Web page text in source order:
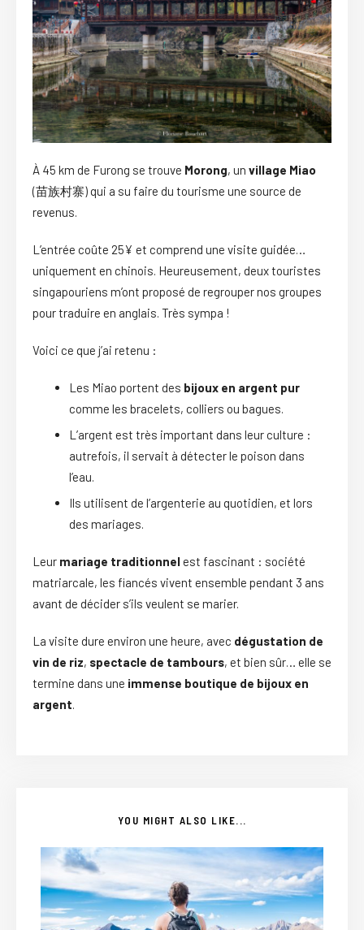
À 45 km de Furong se trouve Morong, un village Miao
(苗族村寨) qui a su faire du tourisme une source de
revenus.
L’entrée coûte 25¥ et comprend une visite guidée…
uniquement en chinois. Heureusement, deux touristes
singapouriens m’ont proposé de regrouper nos groupes
pour traduire en anglais. Très sympa !
Voici ce que j’ai retenu :
Les Miao portent des bijoux en argent pur
comme les bracelets, colliers ou bagues.
L’argent est très important dans leur culture :
autrefois, il servait à détecter le poison dans
l’eau.
Ils utilisent de l’argenterie au quotidien, et lors
des mariages.
Leur mariage traditionnelest fascinant : société
matriarcale, les fiancés vivent ensemble pendant 3 ans
avant de décider s’ils veulent se marier.
La visite dure environ une heure, avec dégustation de
vin de riz, spectacle de tambours, et bien sûr… elle se
termine dans une immense boutique de bijoux en
argent
YOU MIGHT ALSO LIKE...